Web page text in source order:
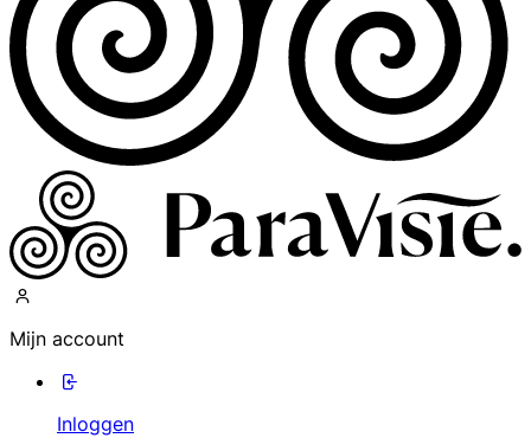
Mijn account
Inloggen